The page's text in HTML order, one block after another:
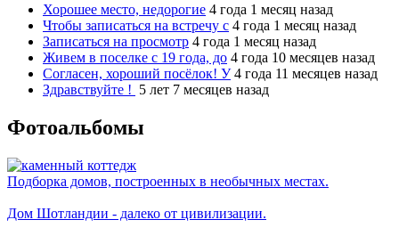
Хорошее место, недорогие 4 года 1 месяц назад
Чтобы записаться на встречу с 4 года 1 месяц назад
Записаться на просмотр 4 года 1 месяц назад
Живем в поселке с 19 года, до 4 года 10 месяцев назад
Согласен, хороший посёлок! У 4 года 11 месяцев назад
Здравствуйте ! 5 лет 7 месяцев назад
Фотоальбомы
Подборка домов, построенных в необычных местах.
Дом Шотландии - далеко от цивилизации.